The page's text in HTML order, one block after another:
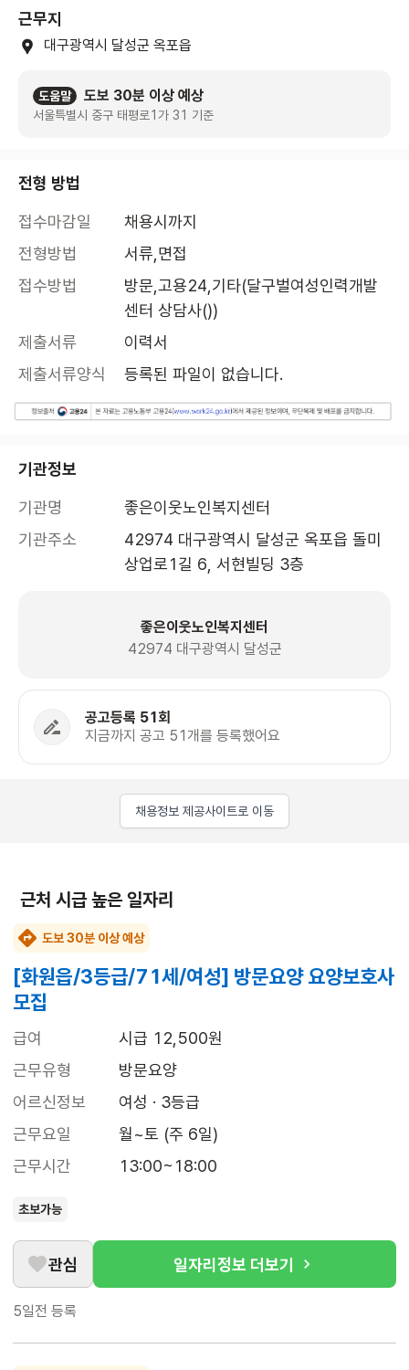
근무지
대구광역시 달성군 옥포읍
도움말 도보 30분 이상 예상
서울특별시 중구 태평로1가 31 기준
전형 방법
접수마감일
채용시까지
전형방법
서류,면접
접수방법
방문,고용24,기타(달구벌여성인력개발
센터 상담사())
제출서류
이력서
제출서류양식
등록된 파일이 없습니다.
기관정보
기관명
좋은이웃노인복지센터
기관주소
42974 대구광역시 달성군 옥포읍 돌미
상업로1길 6, 서현빌딩 3층
좋은이웃노인복지센터
42974 대구광역시 달성군
공고등록 51회
지금까지 공고 51개를 등록했어요
채용정보 제공사이트로 이동
근처 시급 높은 일자리
도보 30분 이상 예상
[화원읍/3등급/71세/여성] 방문요양 요양보호사
모집
급여
시급 12,500원
근무유형
방문요양
어르신정보
여성 · 3등급
근무요일
월~토 (주 6일)
근무시간
13:00~18:00
초보가능
관심 일자리정보 더보기
5일전 등록